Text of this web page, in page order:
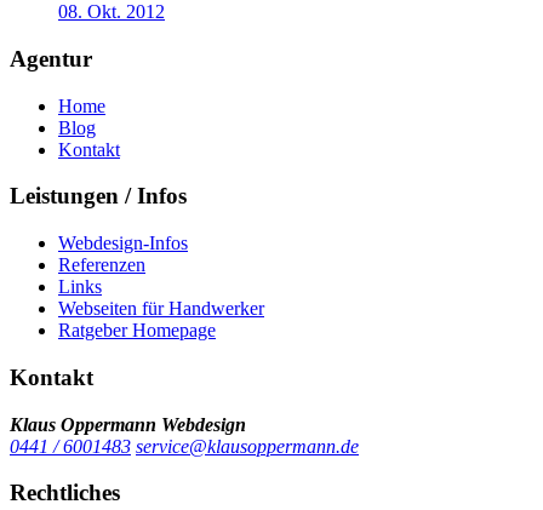
08. Okt. 2012
Agentur
Home
Blog
Kontakt
Leistungen / Infos
Webdesign-Infos
Referenzen
Links
Webseiten für Handwerker
Ratgeber Homepage
Kontakt
Klaus Oppermann Webdesign
0441 / 6001483 service@klausoppermann.de
Rechtliches